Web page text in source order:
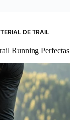
DE TRAIL
Running Perfectas